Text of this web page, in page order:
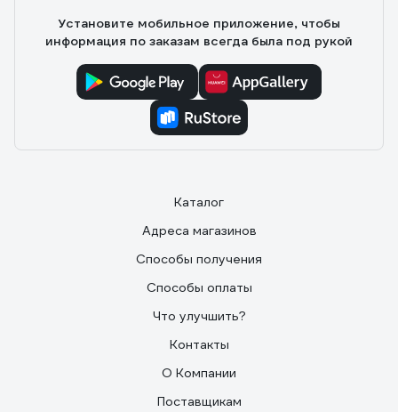
Установите мобильное приложение, чтобы
информация по заказам всегда была под рукой
Каталог
Адреса магазинов
Способы получения
Способы оплаты
Что улучшить?
Контакты
О Компании
Поставщикам